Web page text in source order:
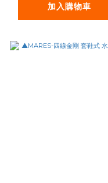
加入購物車